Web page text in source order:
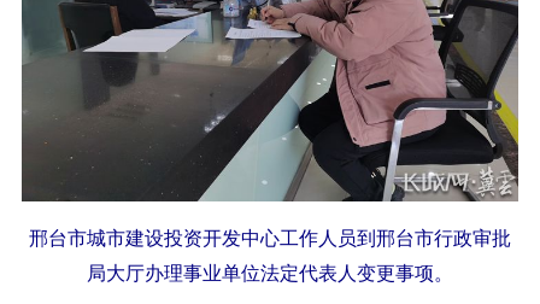
邢台市城市建设投资开发中心工作人员到邢台市行政审批
局大厅办理事业单位法定代表人变更事项。